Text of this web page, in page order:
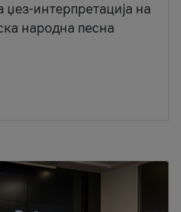
интерпретација на
народна песна